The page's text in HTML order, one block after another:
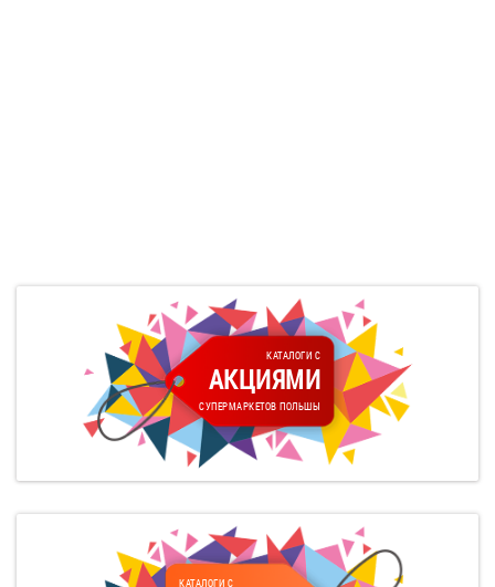
КАТАЛОГИ С
АКЦИЯМИ
СУПЕРМАРКЕТОВ ПОЛЬШЫ
КАТАЛОГИ С